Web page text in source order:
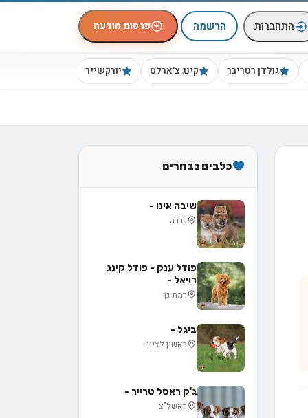
התחברות | הרשמה פרסום מודעה
גולדן רטריבר קינג צ׳ארלס יורקשייר
כלבים נבחרים
שיבה אינו -
גדרה
פודל ענק - פודל קינג
רויאל -
רמת גן
ביגל -
ראשון לציון
ג'ק ראסל טרייר -
ראשל"צ